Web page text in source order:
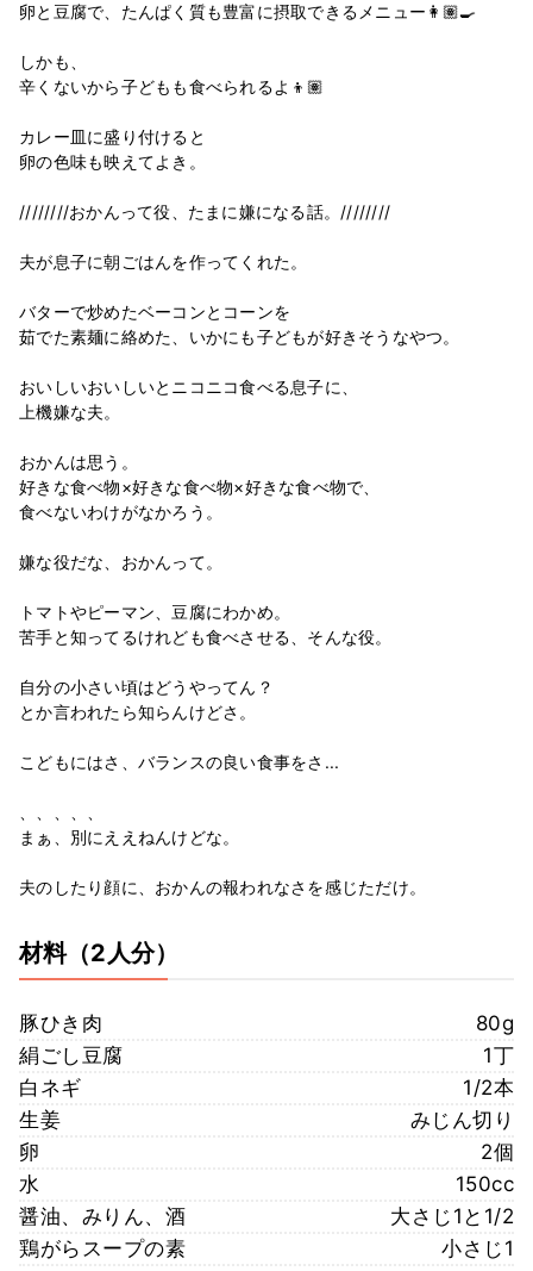
卵と豆腐で、たんぱく質も豊富に摂取できるメニュー👩🏽‍🍳
しかも、
辛くないから子どもも食べられるよ👦🏽
カレー皿に盛り付けると
卵の色味も映えてよき。
////////おかんって役、たまに嫌になる話。////////
夫が息子に朝ごはんを作ってくれた。
バターで炒めたベーコンとコーンを
茹でた素麺に絡めた、いかにも子どもが好きそうなやつ。
おいしいおいしいとニコニコ食べる息子に、
上機嫌な夫。
おかんは思う。
好きな食べ物×好きな食べ物×好きな食べ物で、
食べないわけがなかろう。
嫌な役だな、おかんって。
トマトやピーマン、豆腐にわかめ。
苦手と知ってるけれども食べさせる、そんな役。
自分の小さい頃はどうやってん？
とか言われたら知らんけどさ。
こどもにはさ、バランスの良い食事をさ...
まぁ、別にええねんけどな。
夫のしたり顔に、おかんの報われなさを感じただけ。
材料（2人分）
豚ひき肉
80g
絹ごし豆腐
1丁
白ネギ
1/2本
生姜
みじん切り
卵
2個
水
150cc
醤油、みりん、酒
大さじ1と1/2
鶏がらスープの素
小さじ1